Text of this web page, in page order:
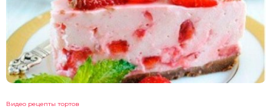
Видео рецепты тортов